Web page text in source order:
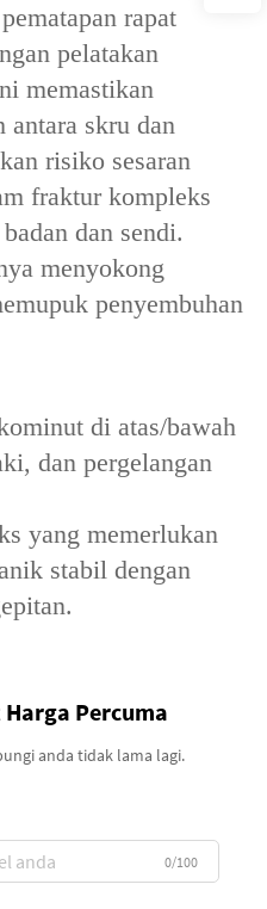
rapat
pelatakan
memastikan
skru dan
risiko sesaran
fraktur kompleks
dan sendi.
menyokong
penyembuhan
di atas/bawah
dan pergelangan
yang memerlukan
stabil dengan
Percuma
anda tidak lama lagi.
0/100